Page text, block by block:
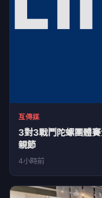
互傳媒
3對3戰鬥陀螺團體
親節
4小時前